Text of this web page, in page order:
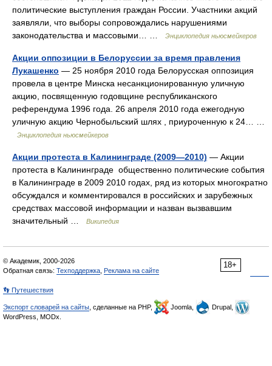
политические выступления граждан России. Участники акций
заявляли, что выборы сопровождались нарушениями
законодательства и массовыми… …
Энциклопедия ньюсмейкеров
Акции оппозиции в Белоруссии за время правления
Лукашенко — 25 ноября 2010 года Белорусская оппозиция
провела в центре Минска несанкционированную уличную
акцию, посвященную годовщине республиканского
референдума 1996 года. 26 апреля 2010 года ежегодную
уличную акцию Чернобыльский шлях , приуроченную к 24… …
Энциклопедия ньюсмейкеров
Акции протеста в Калининграде (2009—2010) — Акции
протеста в Калининграде общественно политические события
в Калининграде в 2009 2010 годах, ряд из которых многократно
обсуждался и комментировался в российских и зарубежных
средствах массовой информации и назван вызвавшим
значительный …
Википедия
18+
© Академик, 2000-2026
Обратная связь: Техподдержка Реклама на сайте
👣 Путешествия
Экспорт словарей на сайты , сделанные на PHP, Joomla,
Drupal,
WordPress, MODx.